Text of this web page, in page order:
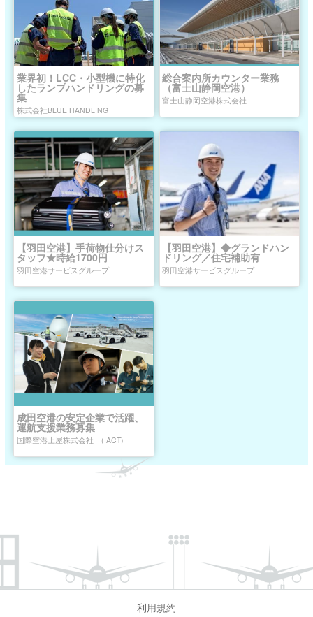
業界初！LCC・小型機に特化
したランプハンドリングの募
集
株式会社BLUE HANDLING
総合案内所カウンター業務
（富士山静岡空港）
富士山静岡空港株式会社
【羽田空港】手荷物仕分けス
タッフ★時給1700円
羽田空港サービスグループ
【羽田空港】◆グランドハン
ドリング／住宅補助有
羽田空港サービスグループ
成田空港の安定企業で活躍、
運航支援業務募集
国際空港上屋株式会社 (IACT)
利用規約